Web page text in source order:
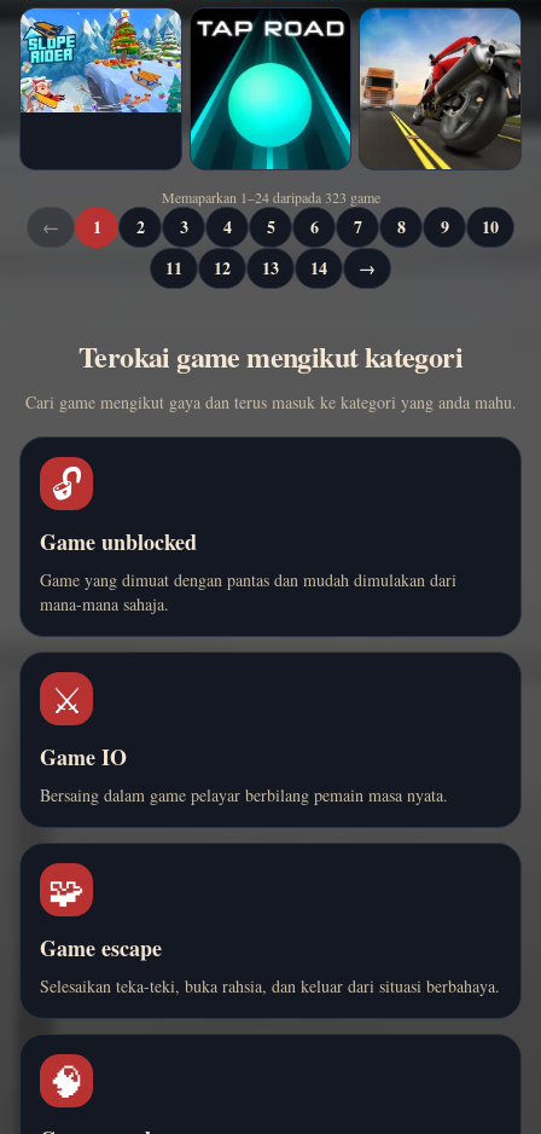
Memaparkan 1–24 daripada 323 game
← 1 2 3 4 5 6 7 8 9
10
11
12 13 14 →
Terokai game mengikut kategori
Cari game mengikut gaya dan terus masuk ke kategori yang anda mahu.
🔓
Game unblocked
Game yang dimuat dengan pantas dan mudah dimulakan dari
mana-mana sahaja.
⚔️
Game IO
Bersaing dalam game pelayar berbilang pemain masa nyata.
🧩
Game escape
Selesaikan teka-teki, buka rahsia, dan keluar dari situasi berbahaya.
🧠